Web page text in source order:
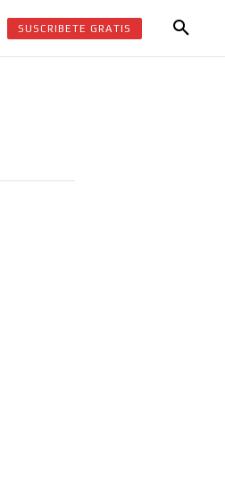
SUSCRIBETE GRATIS